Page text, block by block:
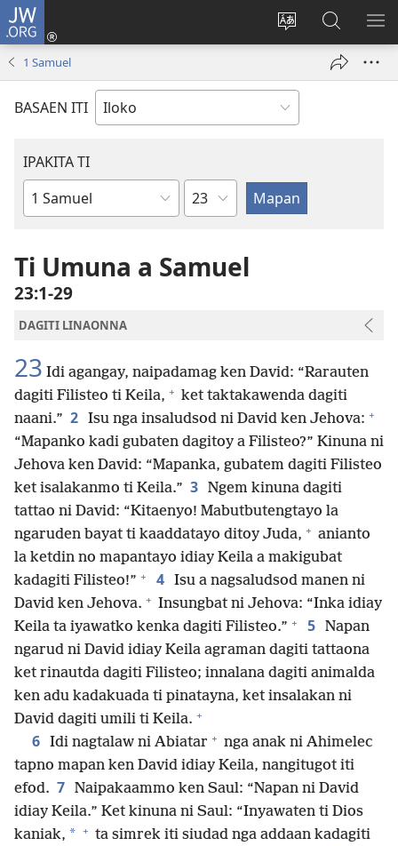
JW.ORG
Baliwan
lengguahe
ti
site
Ag-
log
(manglukat
iti
Agbirok
iti
JW.ORG
1 Samuel
BASAEN ITI
IPAKITA TI
Libro
Biblia
Kapitulo
Ti Umuna a Samuel
23:1-29
DAGITI LINAONNA
23 Idi agangay, naipadamag ken David: “Rarauten
dagiti Filisteo ti Keila, + ket taktakawenda dagiti
naani.” 2 Isu nga insaludsod ni David ken Jehova: +
“Mapanko kadi gubaten dagitoy a Filisteo?” Kinuna ni
Jehova ken David: “Mapanka, gubatem dagiti Filisteo
ket isalakanmo ti Keila.” 3 Ngem kinuna dagiti
tattao ni David: “Kitaenyo! Mabutbutengtayo la
ngaruden bayat ti kaaddatayo ditoy Juda, + anianto
la ketdin no mapantayo idiay Keila a makigubat
kadagiti Filisteo!” + 4 Isu a nagsaludsod manen ni
David ken Jehova. + Insungbat ni Jehova: “Inka idiay
Keila ta iyawatko kenka dagiti Filisteo.” + 5 Napan
ngarud ni David idiay Keila agraman dagiti tattaona
ket rinautda dagiti Filisteo; innalana dagiti animalda
ken adu kadakuada ti pinatayna, ket insalakan ni
David dagiti umili ti Keila. +
6 Idi nagtalaw ni Abiatar + nga anak ni Ahimelec
tapno mapan ken David idiay Keila, nangitugot iti
efod. 7 Naipakaammo ken Saul: “Napan ni David
idiay Keila.” Ket kinuna ni Saul: “Inyawaten ti Dios
kaniak, * + ta simrek iti siudad nga addaan kadagiti